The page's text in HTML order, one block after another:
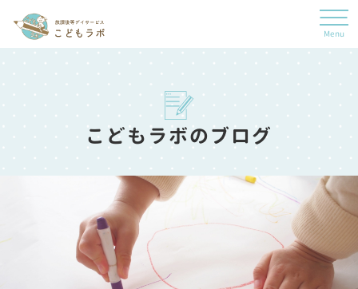
こどもラボのブログ